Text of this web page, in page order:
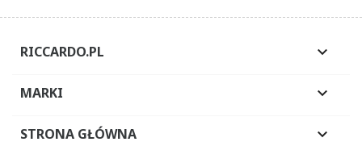
RICCARDO.PL 
MARKI 
STRONA GŁÓWNA 